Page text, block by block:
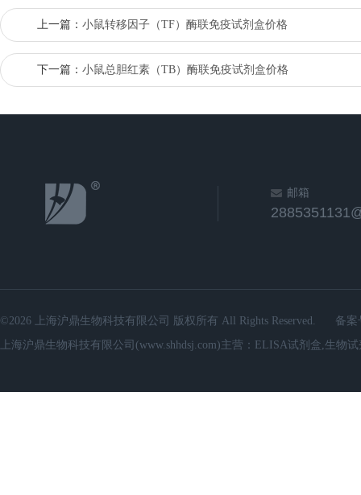
上一篇： 小鼠转移因子（TF）酶联免疫试剂盒价格
下一篇： 小鼠总胆红素（TB）酶联免疫试剂盒价格
邮箱
©2026 上海沪鼎生物科技有限公司 版权所有 All Rights Reserved.
备案
上海沪鼎生物科技有限公司(www.shhdsj.com)主营：ELISA试剂盒,生物